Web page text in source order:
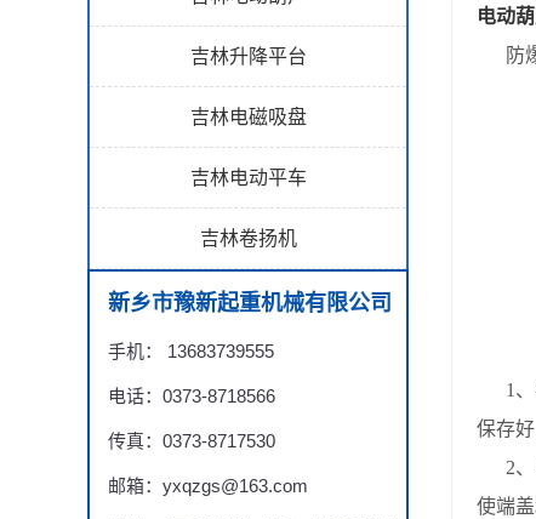
吉林升降平台
吉林电磁吸盘
吉林电动平车
吉林卷扬机
新乡市豫新起重机械有限公司
手机： 13683739555
电话：0373-8718566
传真：0373-8717530
邮箱：yxqzgs@163.com
电动
防爆
1、
保存好
2、
使端